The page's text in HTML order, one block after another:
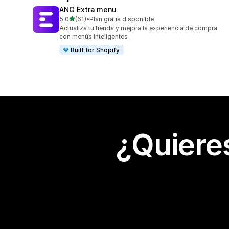
ANG Extra menu
5.0de 5 estrellas
(61)
61 reseñas en total
•Plan gratis disponible
Actualiza tu tienda y mejora la experiencia de compra
con menús inteligentes
Built for Shopify